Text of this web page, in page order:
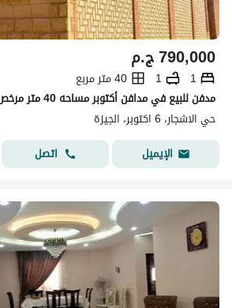
ج.م790,000
1
1
40 متر مربع
حي الاشجار، 6 اكتوبر، الجيزة
الإيميل
اتصل